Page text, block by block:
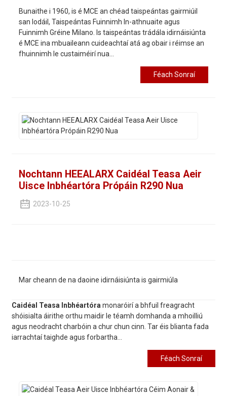
Bunaithe i 1960, is é MCE an chéad taispeántas gairmiúil
san Iodáil, Taispeántas Fuinnimh In-athnuaite agus
Fuinnimh Gréine Milano. Is taispeántas trádála idirnáisiúnta
é MCE ina mbuaileann cuideachtaí atá ag obair i réimse an
fhuinnimh le custaiméirí nua...
Féach Sonraí
Nochtann HEEALARX Caidéal Teasa Aeir
Uisce Inbhéartóra Própáin R290 Nua
2023-10-25
Mar cheann de na daoine idirnáisiúnta is gairmiúla
Caidéal Teasa Inbhéartóramonaróirí a bhfuil freagracht
shóisialta áirithe orthu maidir le téamh domhanda a mhoilliú
agus neodracht charbóin a chur chun cinn. Tar éis blianta fada
iarrachtaí taighde agus forbartha...
Féach Sonraí